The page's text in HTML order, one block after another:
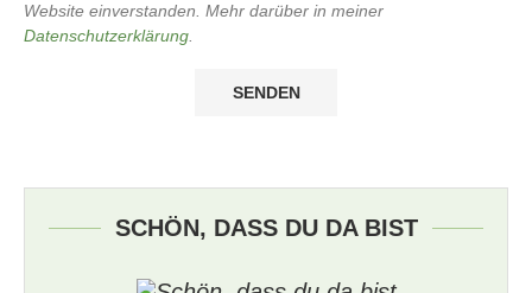
Website einverstanden. Mehr darüber in meiner
Datenschutzerklärung.
SCHÖN, DASS DU DA BIST